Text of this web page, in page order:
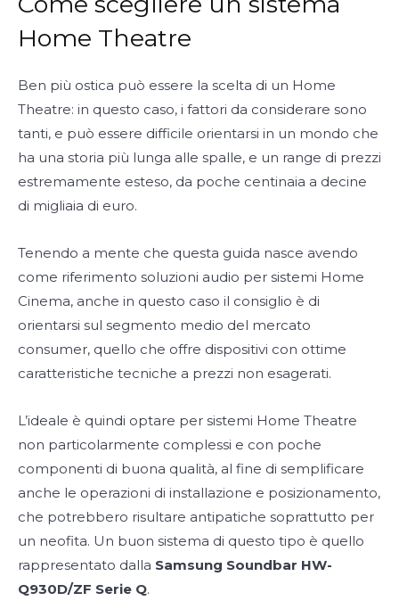
Home Theatre
Ben più ostica può essere la scelta di un Home
Theatre: in questo caso, i fattori da considerare sono
tanti, e può essere difficile orientarsi in un mondo che
ha una storia più lunga alle spalle, e un range di prezzi
estremamente esteso, da poche centinaia a decine
di migliaia di euro.
Tenendo a mente che questa guida nasce avendo
come riferimento soluzioni audio per sistemi Home
Cinema, anche in questo caso il consiglio è di
orientarsi sul segmento medio del mercato
consumer, quello che offre dispositivi con ottime
caratteristiche tecniche a prezzi non esagerati.
L’ideale è quindi optare per sistemi Home Theatre
non particolarmente complessi e con poche
componenti di buona qualità, al fine di semplificare
anche le operazioni di installazione e posizionamento,
che potrebbero risultare antipatiche soprattutto per
un neofita. Un buon sistema di questo tipo è quello
rappresentato dalla Samsung Soundbar HW-
Q930D/ZF Serie Q.